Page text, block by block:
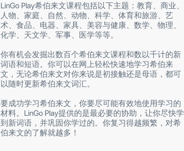
LinGo Play希伯来文课程包括以下主题：教育、商业、
人物、家庭、自然、动物、科学、体育和旅游、艺
术、食品、电器、家具、美容与健康、数学、物理、
化学、天文学、军事、医学等等。
你有机会发掘出数百个希伯来文课程和数以千计的新
词语和短语。你可以在网上轻松快速地学习希伯来
文，无论希伯来文对你来说是初接触还是母语，都可
以随时更新希伯来文词汇。
要成功学习希伯来文，你要尽可能有效地使用学习的
材料。LinGo Play提供的是最必要的协助，让你尽快学
到新词语，并巩固你学过的。你复习得越频繁，对希
伯来文的了解就越多！